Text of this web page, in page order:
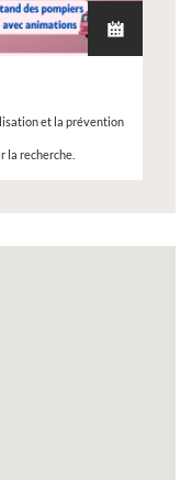
et la prévention
la recherche.